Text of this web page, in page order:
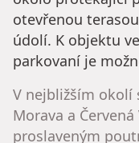
otevřenou
údolí. K objektu
parkovaní je
V nejbližším okolí
Morava a
proslaveným